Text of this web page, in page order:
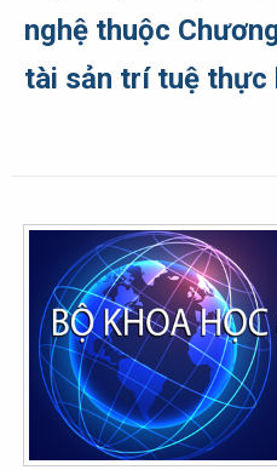
nghệ thuộc
tài sản trí tuệ thực